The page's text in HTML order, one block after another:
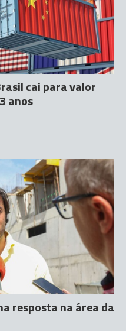
cai para valor
anos
resposta na área da